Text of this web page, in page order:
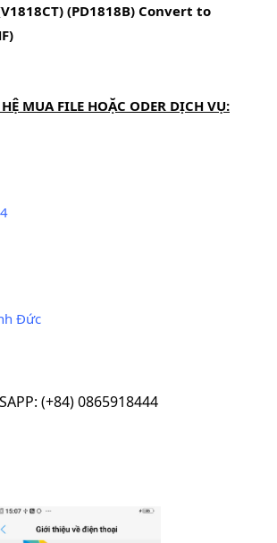
(PD1818B) Convert to
MUA FILE HOẶC ODER DỊCH VỤ:
Đức
(+84) 0865918444